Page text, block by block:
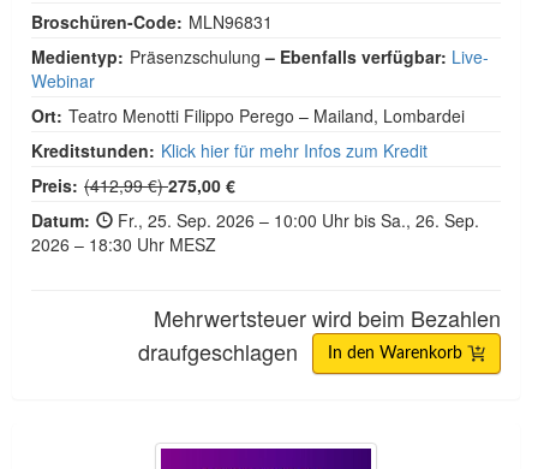
Broschüren-Code: MLN96831
Medientyp: Präsenzschulung– Ebenfalls verfügbar: Live-
Webinar
Ort: Teatro Menotti Filippo Perego – Mailand, Lombardei
Kreditstunden: Klick hier für mehr Infos zum Kredit
Preis: Normalpreis:
(412,99 €)275,00 €
Datum:
Fr., 25. Sep. 2026 – 10:00 Uhr bis Sa., 26. Sep.
2026 – 18:30 Uhr MESZ
Mehrwertsteuer wird beim Bezahlen
draufgeschlagen
In den Warenkorb
2-tägiger Kurs: Dissoziation, Bindung und